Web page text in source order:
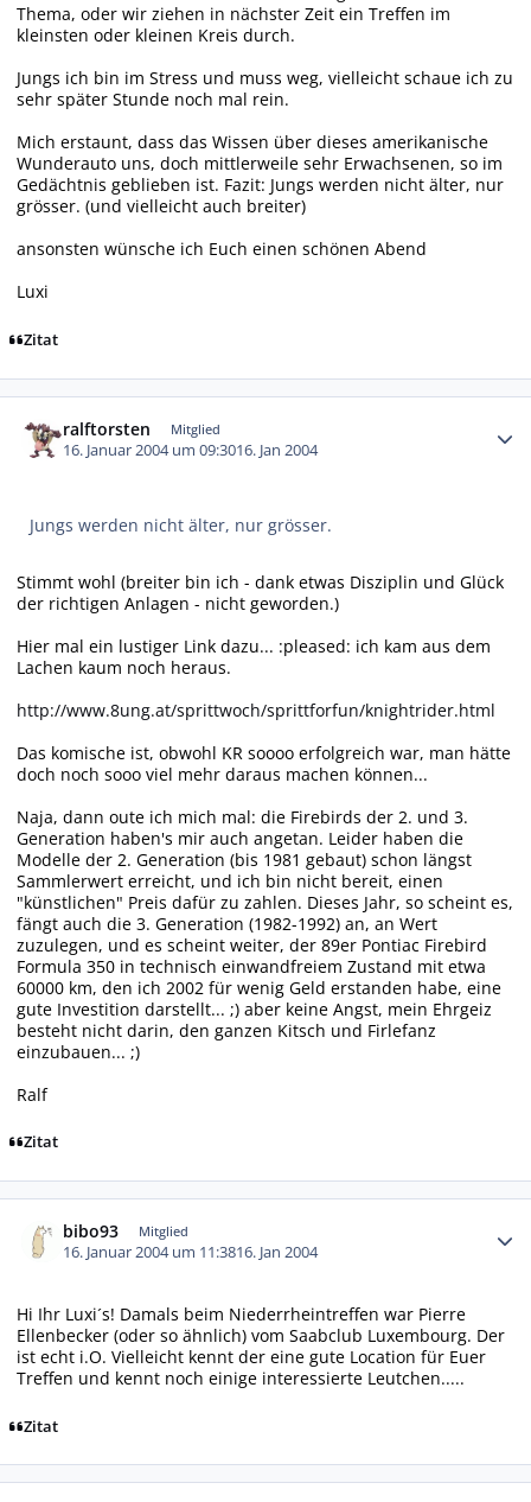
Thema, oder wir ziehen in nächster Zeit ein Treffen im
kleinsten oder kleinen Kreis durch.
Jungs ich bin im Stress und muss weg, vielleicht schaue ich zu
sehr später Stunde noch mal rein.
Mich erstaunt, dass das Wissen über dieses amerikanische
Wunderauto uns, doch mittlerweile sehr Erwachsenen, so im
Gedächtnis geblieben ist. Fazit: Jungs werden nicht älter, nur
grösser. (und vielleicht auch breiter)
ansonsten wünsche ich Euch einen schönen Abend
Luxi
Zitat
ralftorsten Mitglied
16. Januar 2004 um 09:3016. Jan 2004
Jungs werden nicht älter, nur grösser.
Stimmt wohl (breiter bin ich - dank etwas Disziplin und Glück
der richtigen Anlagen - nicht geworden.)
Hier mal ein lustiger Link dazu... :pleased: ich kam aus dem
Lachen kaum noch heraus.
http://www.8ung.at/sprittwoch/sprittforfun/knightrider.html
Das komische ist, obwohl KR soooo erfolgreich war, man hätte
doch noch sooo viel mehr daraus machen können...
Naja, dann oute ich mich mal: die Firebirds der 2. und 3.
Generation haben's mir auch angetan. Leider haben die
Modelle der 2. Generation (bis 1981 gebaut) schon längst
Sammlerwert erreicht, und ich bin nicht bereit, einen
"künstlichen" Preis dafür zu zahlen. Dieses Jahr, so scheint es,
fängt auch die 3. Generation (1982-1992) an, an Wert
zuzulegen, und es scheint weiter, der 89er Pontiac Firebird
Formula 350 in technisch einwandfreiem Zustand mit etwa
60000 km, den ich 2002 für wenig Geld erstanden habe, eine
gute Investition darstellt... ;) aber keine Angst, mein Ehrgeiz
besteht nicht darin, den ganzen Kitsch und Firlefanz
einzubauen... ;)
Ralf
Zitat
bibo93 Mitglied
16. Januar 2004 um 11:3816. Jan 2004
Hi Ihr Luxi´s! Damals beim Niederrheintreffen war Pierre
Ellenbecker (oder so ähnlich) vom Saabclub Luxembourg. Der
ist echt i.O. Vielleicht kennt der eine gute Location für Euer
Treffen und kennt noch einige interessierte Leutchen.....
Zitat